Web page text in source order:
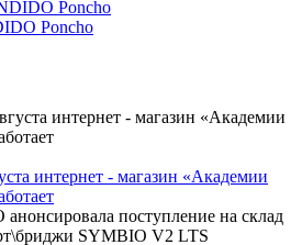
Poncho
интернет - магазин «Академии